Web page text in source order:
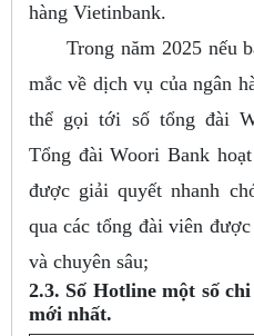
hàng Vietinbank.
Trong năm 2025 nếu
mắc về dịch vụ của ngân
thể gọi tới số tổng đài
Tổng đài Woori Bank
được giải quyết nhanh
qua các tổng đài viên
và chuyên sâu;
2.3. Số Hotline một số
mới nhất.